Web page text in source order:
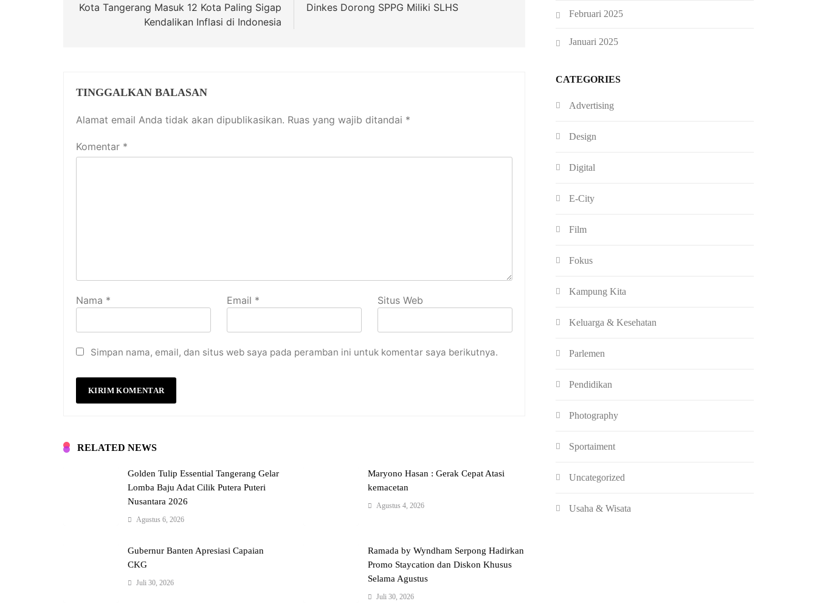
pos
Kota Tangerang Masuk 12 Kota Paling Sigap
Kendalikan Inflasi di Indonesia
Dinkes Dorong SPPG Miliki SLHS
TINGGALKAN BALASAN
Alamat email Anda tidak akan dipublikasikan. Ruas yang wajib ditandai *
Komentar *
Nama * Email * Situs Web
Simpan nama, email, dan situs web saya pada peramban ini untuk komentar saya berikutnya.
RELATED NEWS
Golden Tulip Essential Tangerang Gelar
Lomba Baju Adat Cilik Putera Puteri
Nusantara 2026
Agustus 6, 2026
Maryono Hasan : Gerak Cepat Atasi
kemacetan
Agustus 4, 2026
Gubernur Banten Apresiasi Capaian
CKG
Juli 30, 2026
Ramada by Wyndham Serpong Hadirkan
Promo Staycation dan Diskon Khusus
Selama Agustus
Juli 30, 2026
Februari 2025
Januari 2025
CATEGORIES
Advertising
Design
Digital
E-City
Film
Fokus
Kampung Kita
Keluarga & Kesehatan
Parlemen
Pendidikan
Photography
Sportaiment
Uncategorized
Usaha & Wisata